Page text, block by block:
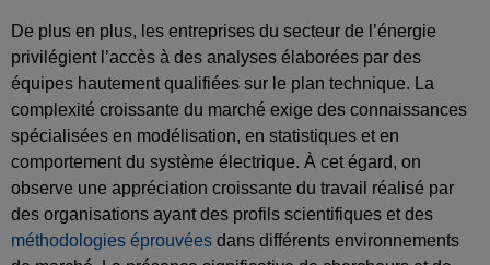
De plus en plus, les entreprises du secteur de l’énergie
privilégient l’accès à des analyses élaborées par des
équipes hautement qualifiées sur le plan technique. La
complexité croissante du marché exige des connaissances
spécialisées en modélisation, en statistiques et en
comportement du système électrique. À cet égard, on
observe une appréciation croissante du travail réalisé par
des organisations ayant des profils scientifiques et des
méthodologies éprouvées dans différents environnements